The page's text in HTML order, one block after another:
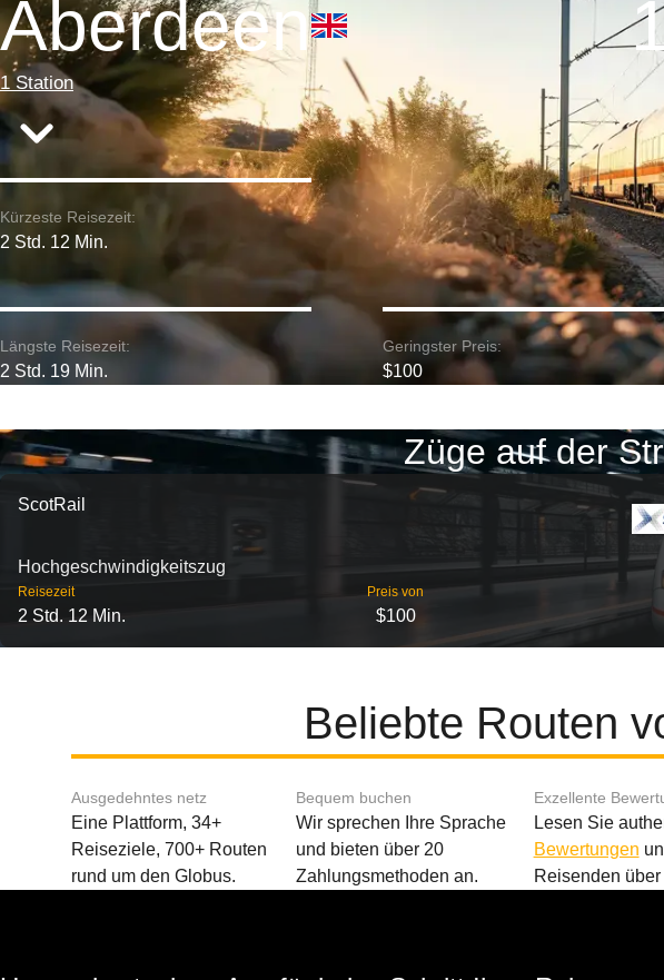
Aberdeen
1 Station
Kürzeste Reisezeit:
2 Std. 12 Min.
Längste Reisezeit:
2 Std. 19 Min.
Geringster Preis:
$100
Züge auf der
ScotRail
Hochgeschwindigkeitszug
Reisezeit
2 Std. 12 Min.
Preis von
$100
Beliebte Routen
Ausgedehntes netz
Eine Plattform, 34+
Reiseziele, 700+ Routen
rund um den Globus.
Bequem buchen
Wir sprechen Ihre Sprache
und bieten über 20
Zahlungsmethoden an.
Exzellente
Lesen Sie
Bewertungen
Reisenden